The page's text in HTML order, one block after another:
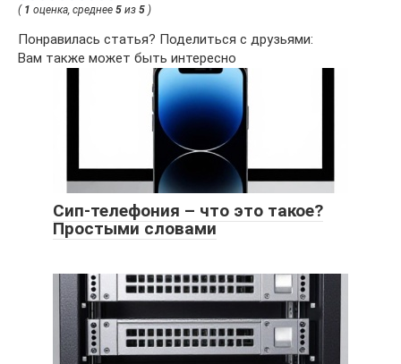
( 1 оценка, среднее 5 из 5 )
Понравилась статья? Поделиться с друзьями:
Вам также может быть интересно
Сип-телефония – что это такое?
Простыми словами